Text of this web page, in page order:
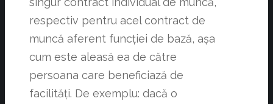
respectiv pentru acel contract de
muncă aferent funcției de bază, așa
cum este aleasă ea de către
persoana care beneficiază de
facilități. De exemplu: dacă o